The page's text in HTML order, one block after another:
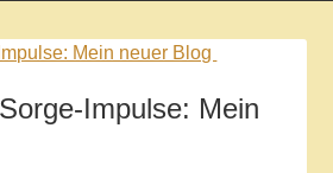
Impulse: Mein